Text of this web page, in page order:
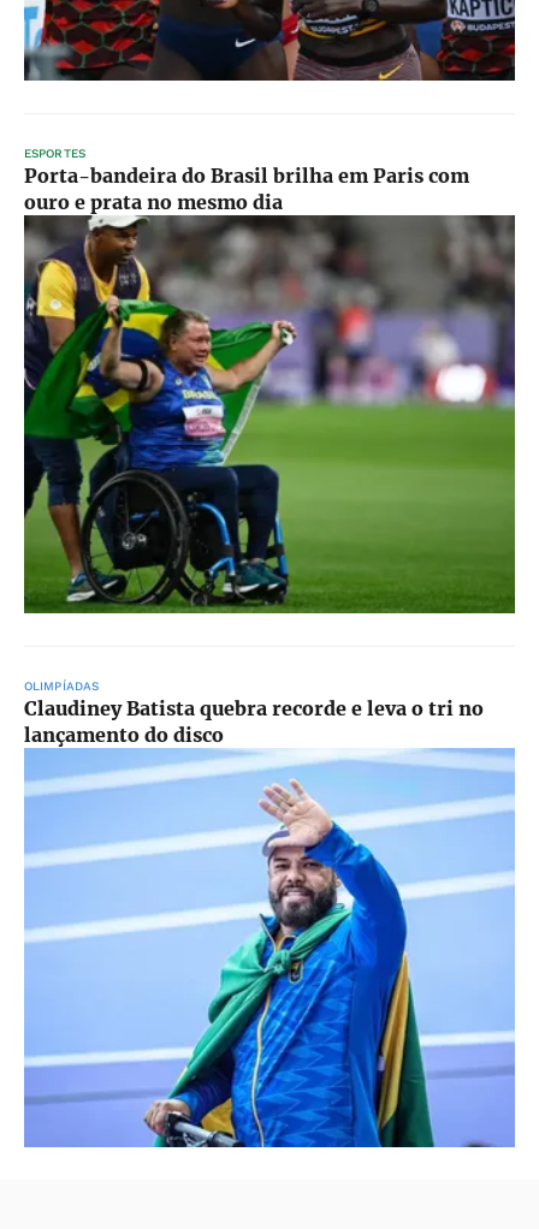
ESPORTES
Porta-bandeira do Brasil brilha em Paris com
ouro e prata no mesmo dia
OLIMPÍADAS
Claudiney Batista quebra recorde e leva o tri no
lançamento do disco